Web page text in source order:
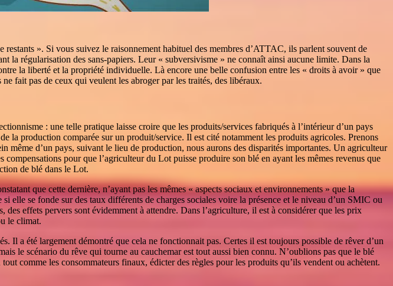
». Si vous suivez le raisonnement habituel des membres d’ATTAC, ils parlent souvent de
la régularisation des sans-papiers. Leur « subversivisme » ne connaît ainsi aucune limite. Dans la
la liberté et la propriété individuelle. Là encore une belle confusion entre les « droits à avoir » que
fait pas de ceux qui veulent les abroger par les traités, des libéraux.
: une telle pratique laisse croire que les produits/services fabriqués à l’intérieur d’un pays
la production comparée sur un produit/service. Il est cité notamment les produits agricoles. Prenons
d’un pays, suivant le lieu de production, nous aurons des disparités importantes. Un agriculteur
pour que l’agriculteur du Lot puisse produire son blé en ayant les mêmes revenus que
de blé dans le Lot.
que cette dernière, n’ayant pas les mêmes « aspects sociaux et environnements » que la
se fonde sur des taux différents de charges sociales voire la présence et le niveau d’un SMIC ou
effets pervers sont évidemment à attendre. Dans l’agriculture, il est à considérer que les prix
le climat.
Il a été largement démontré que cela ne fonctionnait pas. Certes il est toujours possible de rêver d’un
le scénario du rêve qui tourne au cauchemar est tout aussi bien connu. N’oublions pas que le blé
comme les consommateurs finaux, édicter des règles pour les produits qu’ils vendent ou achètent.